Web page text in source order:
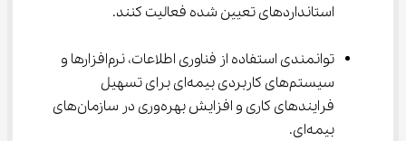
استانداردهای تعیین شده فعالیت کنند.
توانمندی استفاده از فناوری اطلاعات، نرم‌افزارها و
سیستم‌های کاربردی بیمه‌ای برای تسهیل
فرایندهای کاری و افزایش بهره‌وری در سازمان‌های
بیمه‌ای.